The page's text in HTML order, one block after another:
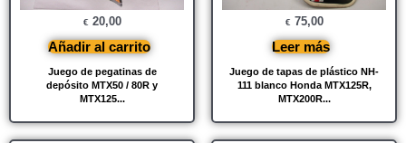
Juego de pegatinas de
depósito MTX50 / 80R y
MTX125...
€ 20,00
Añadir al carrito
Juego de tapas de plástico NH-
111 blanco Honda MTX125R,
MTX200R...
€ 75,00
Leer más